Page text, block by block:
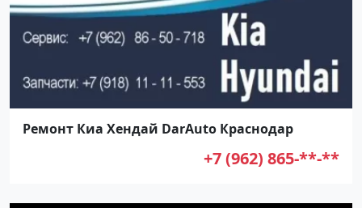
Ремонт Киа Хендай DarAuto Краснодар
+7 (962) 865-**-**